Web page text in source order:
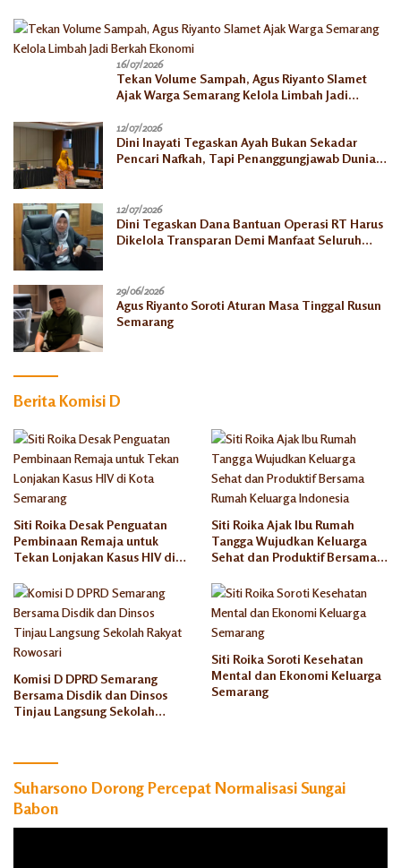
16/07/2026
Tekan Volume Sampah, Agus Riyanto Slamet
Ajak Warga Semarang Kelola Limbah Jadi
12/07/2026
Dini Inayati Tegaskan Ayah Bukan Sekadar
Pencari Nafkah, Tapi Penanggungjawab Dunia
12/07/2026
Dini Tegaskan Dana Bantuan Operasi RT Harus
Dikelola Transparan Demi Manfaat Seluruh
29/06/2026
Agus Riyanto Soroti Aturan Masa Tinggal Rusun
Semarang
Berita Komisi D
Siti Roika Desak Penguatan
Pembinaan Remaja untuk
Tekan Lonjakan Kasus HIV di
Siti Roika Ajak Ibu Rumah
Tangga Wujudkan Keluarga
Sehat dan Produktif Bersama
Komisi D DPRD Semarang
Bersama Disdik dan Dinsos
Tinjau Langsung Sekolah
Siti Roika Soroti Kesehatan
Mental dan Ekonomi Keluarga
Semarang
Suharsono Dorong Percepat Normalisasi Sungai
Babon